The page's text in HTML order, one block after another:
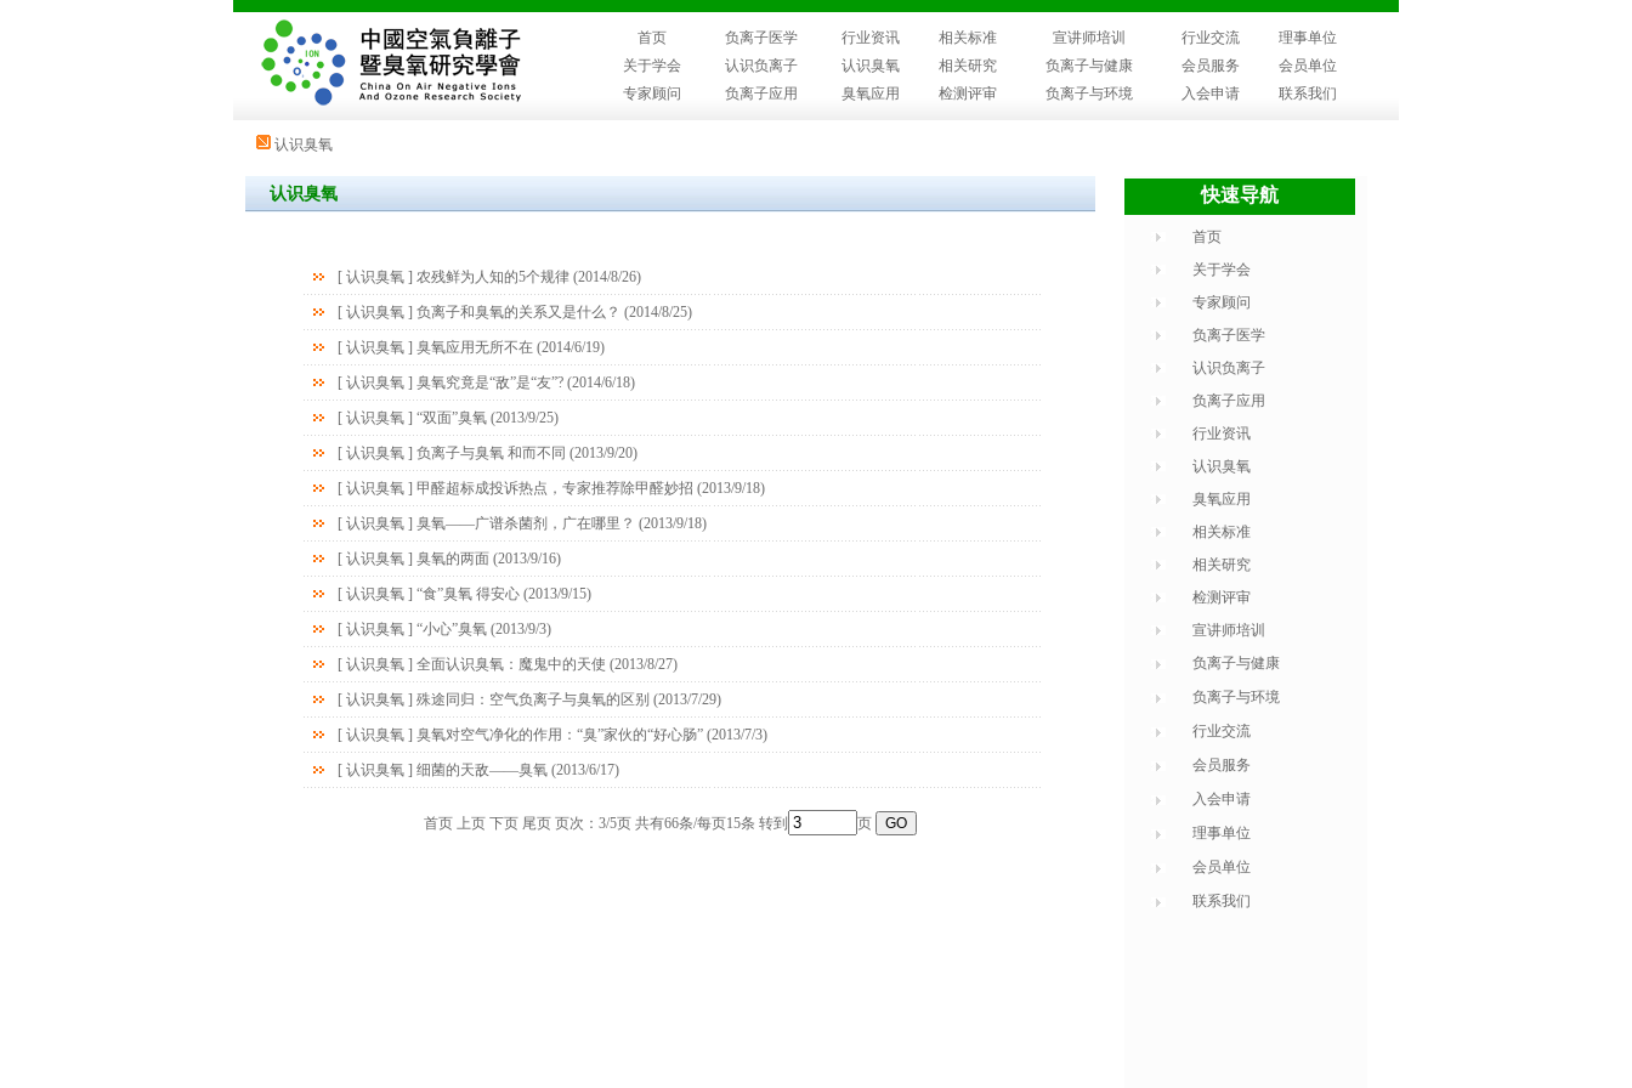
首页 负离子医学 行业资讯 相关标准 宣讲师培训 行业交流
理事单位
关于学会
认识负离子 认识臭氧 相关研究 负离子与健康 会员服务
会员单位
专家顾问
负离子应用 臭氧应用 检测评审 负离子与环境 入会申请 联系我们
认识臭氧
认识臭氧
[ 认识臭氧 ] 农残鲜为人知的5个规律(2014/8/26)
[ 认识臭氧 ] 负离子和臭氧的关系又是什么？ (2014/8/25)
[ 认识臭氧 ] 臭氧应用无所不在(2014/6/19)
[ 认识臭氧 ] 臭氧究竟是“敌”是“友”?(2014/6/18)
[ 认识臭氧 ] “双面”臭氧(2013/9/25)
[ 认识臭氧 ] 负离子与臭氧 和而不同 (2013/9/20)
[ 认识臭氧 ] 甲醛超标成投诉热点，专家推荐除甲醛妙招 (2013/9/18)
[ 认识臭氧 ] 臭氧——广谱杀菌剂，广在哪里？ (2013/9/18)
[ 认识臭氧 ] 臭氧的两面(2013/9/16)
[ 认识臭氧 ] “食”臭氧 得安心(2013/9/15)
[ 认识臭氧 ] “小心”臭氧(2013/9/3)
[ 认识臭氧 ] 全面认识臭氧：魔鬼中的天使 (2013/8/27)
[ 认识臭氧 ] 殊途同归：空气负离子与臭氧的区别 (2013/7/29)
[ 认识臭氧 ] 臭氧对空气净化的作用：“臭”家伙的“好心肠”(2013/7/3)
[ 认识臭氧 ] 细菌的天敌——臭氧(2013/6/17)
首页 上页 下页 尾页 页次：3/5页 共有66条/每页15条 转到 页
快速导航
首页
关于学会
专家顾问
负离子医学
认识负离子
负离子应用
行业资讯
认识臭氧
臭氧应用
相关标准
相关研究
检测评审
宣讲师培训
负离子与健康
负离子与环境
行业交流
会员服务
入会申请
理事单位
会员单位
联系我们